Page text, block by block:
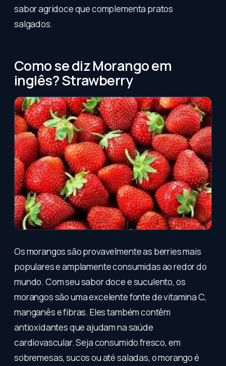
sabor agridoce que complementa pratos
salgados.
Como se diz Morango em
inglês? Strawberry
Os morangos são provavelmente as berries mais
populares e amplamente consumidas ao redor do
mundo. Com seu sabor doce e suculento, os
morangos são uma excelente fonte de vitamina C,
manganês e fibras. Eles também contêm
antioxidantes que ajudam na saúde
cardiovascular. Seja consumido fresco, em
sobremesas, sucos ou até saladas, o morango é